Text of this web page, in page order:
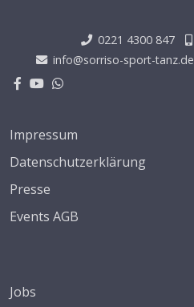
0221 4300 847
info@sorriso-sport-tanz.de
Impressum
Datenschutzerklärung
Presse
Events AGB
Jobs